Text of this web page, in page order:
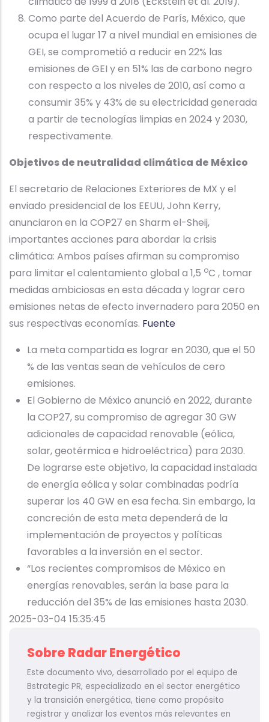
Como parte del Acuerdo de París, México, que
ocupa el lugar 17 a nivel mundial en emisiones de
GEI, se comprometió a reducir en 22% las
emisiones de GEI y en 51% las de carbono negro
con respecto a los niveles de 2010, así como a
consumir 35% y 43% de su electricidad generada
a partir de tecnologías limpias en 2024 y 2030,
respectivamente.
Objetivos de neutralidad climática de México
El secretario de Relaciones Exteriores de MX y el
enviado presidencial de los EEUU, John Kerry,
anunciaron en la COP27 en Sharm el-Sheij,
importantes acciones para abordar la crisis
climática: Ambos países afirman su compromiso
para limitar el calentamiento global a 1,5 oC , tomar
medidas ambiciosas en esta década y lograr cero
emisiones netas de efecto invernadero para 2050 en
sus respectivas economías. Fuente
La meta compartida es lograr en 2030, que el 50
% de las ventas sean de vehículos de cero
emisiones.
El Gobierno de México anunció en 2022, durante
la COP27, su compromiso de agregar 30 GW
adicionales de capacidad renovable (eólica,
solar, geotérmica e hidroeléctrica) para 2030.
De lograrse este objetivo, la capacidad instalada
de energía eólica y solar combinadas podría
superar los 40 GW en esa fecha. Sin embargo, la
concreción de esta meta dependerá de la
implementación de proyectos y políticas
favorables a la inversión en el sector.
“Los recientes compromisos de México en
energías renovables, serán la base para la
reducción del 35% de las emisiones hasta 2030.
2025-03-04 15:35:45
Sobre Radar Energético
Este documento vivo, desarrollado por el equipo de
Bstrategic PR, especializado en el sector energético
y la transición energética, tiene como propósito
registrar y analizar los eventos más relevantes en